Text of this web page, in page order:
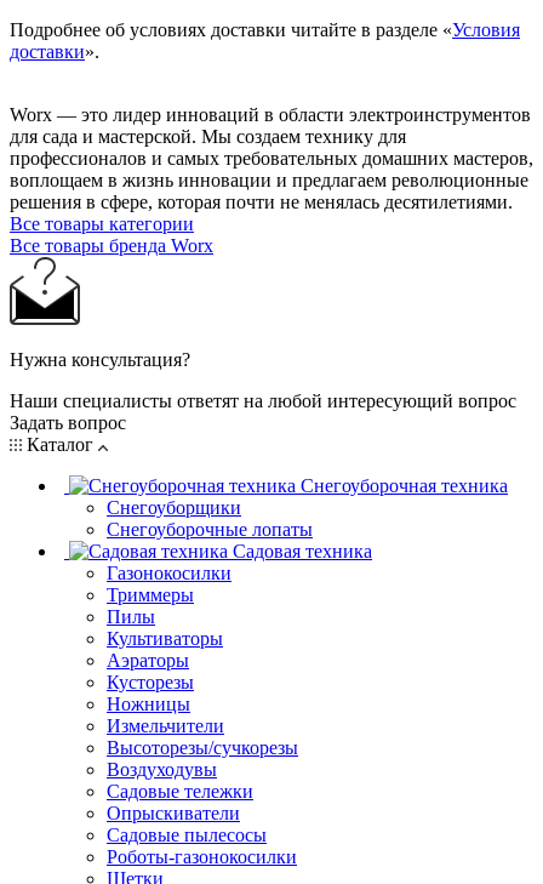
Подробнее об условиях доставки читайте в разделе «Условия
доставки».
Worx — это лидер инноваций в области электроинструментов
для сада и мастерcкой. Мы создаем технику для
профессионалов и самых требовательных домашних мастеров,
воплощаем в жизнь инновации и предлагаем революционные
решения в сфере, которая почти не менялась десятилетиями.
Все товары категории
Все товары бренда Worx
Нужна консультация?
Наши специалисты ответят на любой интересующий вопрос
Задать вопрос
Каталог
Снегоуборочная техника
Снегоуборщики
Снегоуборочные лопаты
Садовая техника
Газонокосилки
Триммеры
Пилы
Культиваторы
Аэраторы
Кусторезы
Ножницы
Измельчители
Высоторезы/сучкорезы
Воздуходувы
Садовые тележки
Опрыскиватели
Садовые пылесосы
Роботы-газонокосилки
Щетки